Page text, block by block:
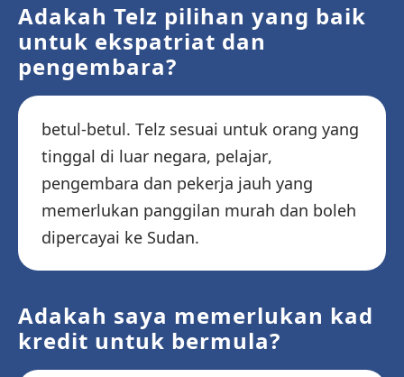
Adakah Telz pilihan yang baik
untuk ekspatriat dan
pengembara?
betul-betul. Telz sesuai untuk orang yang
tinggal di luar negara, pelajar,
pengembara dan pekerja jauh yang
memerlukan panggilan murah dan boleh
dipercayai ke Sudan.
Adakah saya memerlukan kad
kredit untuk bermula?